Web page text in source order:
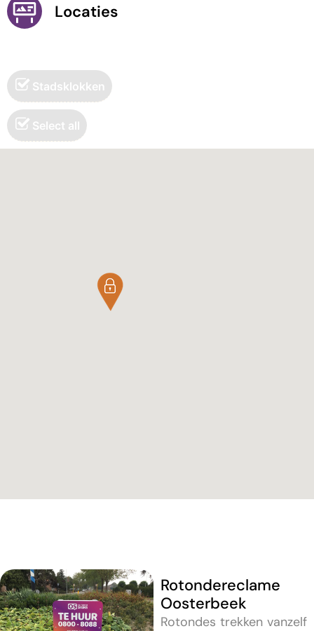
Locaties
Stadsklokken
Select all
Rotondereclame
Oosterbeek
Rotondes trekken vanzelf